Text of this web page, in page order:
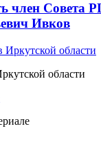
член Совета
Ивков
области